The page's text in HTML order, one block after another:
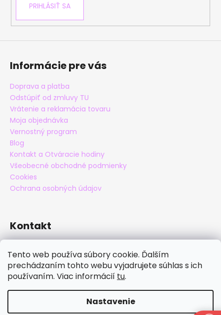
Tento web používa súbory cookie. Ďalším
prechádzaním tohto webu vyjadrujete súhlas s ich
používaním. Viac informácií tu.
Nastavenie
PRIHLÁSIŤ SA
Informácie pre vás
Doprava a platba
Odstúpiť od zmluvy TU
Vrátenie a reklamácia tovaru
Moja objednávka
Vernostný program
Blog
Kontakt a Otváracie hodiny
Všeobecné obchodné podmienky
Cookies
Ochrana osobných údajov
Kontakt
+421 905 838 706
maxatko
maxatko_barefoot